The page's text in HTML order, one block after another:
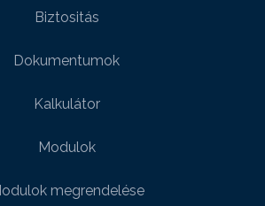
Biztositás
Dokumentumok
Kalkulátor
Modulok
megrendelése